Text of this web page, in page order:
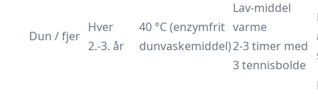
Dun / fjer
Hver
2.-3. år
40 °C (enzymfrit
dunvaskemiddel)
Lav-middel
varme
2-3 timer med
3 tennisbolde